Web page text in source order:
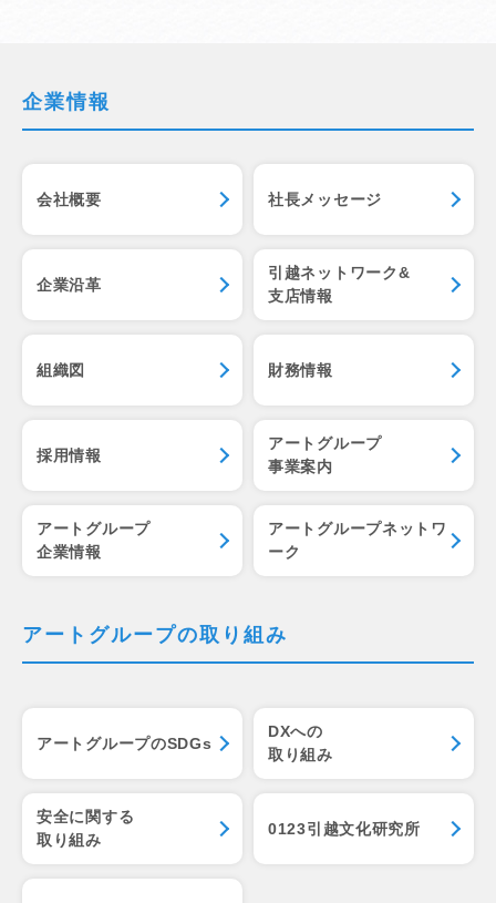
企業情報
会社概要 社長メッセージ
企業沿革
引越ネットワーク&
支店情報
組織図 財務情報
採用情報
アートグループ
事業案内
アートグループ
企業情報
アートグループネットワ
ーク
アートグループの取り組み
アートグループのSDGs
DXへの
取り組み
安全に関する
取り組み
0123引越文化研究所